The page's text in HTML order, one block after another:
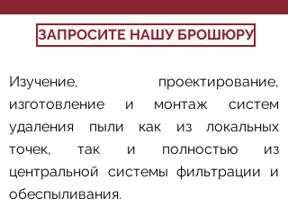
ЗАПРОСИТЕ НАШУ БРОШЮРУ
Изучение, проектирование,
изготовление и монтаж систем
удаления пыли как из локальных
точек, так и полностью из
центральной системы фильтрации и
обеспыливания.